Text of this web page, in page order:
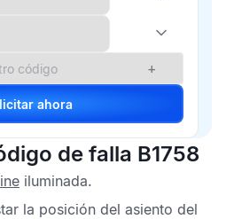
+
Solicitar ahora
de falla B1758
iluminada.
la posición del asiento del